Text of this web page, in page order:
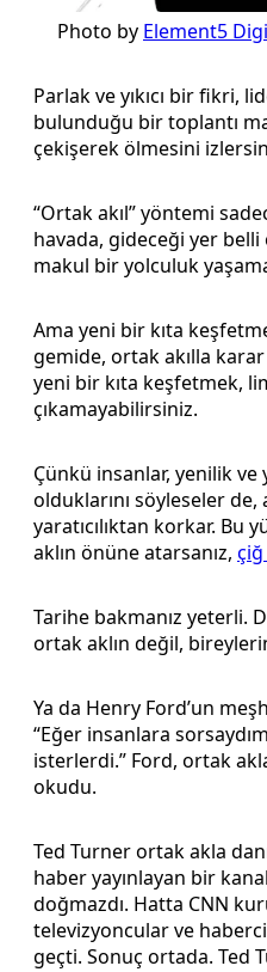
Photo by Element5
Parlak ve yıkıcı bir fikri,
bulunduğu bir toplantı
çekişerek ölmesini
“Ortak akıl” yöntemi
havada, gideceği yer
makul bir yolculuk
Ama yeni bir kıta
gemide, ortak akılla
yeni bir kıta keşfetmek,
çıkamayabilirsiniz.
Çünkü insanlar, yenilik ve
olduklarını söyleseler de,
yaratıcılıktan korkar. Bu
aklın önüne atarsanız, çiğ
Tarihe bakmanız yeterli.
ortak aklın değil,
Ya da Henry Ford’un
“Eğer insanlara
isterlerdi.” Ford, ortak
okudu.
Ted Turner ortak akla
haber yayınlayan bir
doğmazdı. Hatta CNN
televizyoncular ve
geçti. Sonuç ortada. Ted